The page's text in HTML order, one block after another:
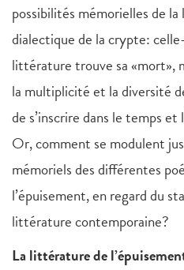
possibilités mémorielles de
dialectique de la crypte:
littérature trouve sa «mort»,
la multiplicité et la diversité
de s’inscrire dans le temps
Or, comment se modulent
mémoriels des différentes
l’épuisement, en regard du
littérature contemporaine?
La littérature de